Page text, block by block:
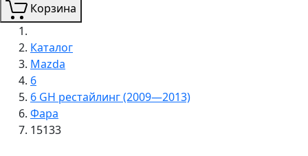
Корзина
Каталог
Mazda
6
6 GH рестайлинг (2009—2013)
Фара
15133